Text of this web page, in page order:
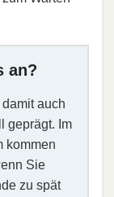
an?
auch
geprägt. Im
kommen
Sie
zu spät